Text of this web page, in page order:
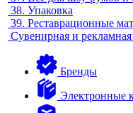
38. Упаковка
39. Реставрационные
Сувенирная и
Бренды
Электронные